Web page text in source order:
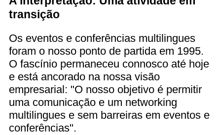
transição
Os eventos e conferências multilingues
foram o nosso ponto de partida em 1995.
O fascínio permaneceu connosco até hoje
e está ancorado na nossa visão
empresarial: "O nosso objetivo é permitir
uma comunicação e um networking
multilingues e sem barreiras em eventos e
conferências".